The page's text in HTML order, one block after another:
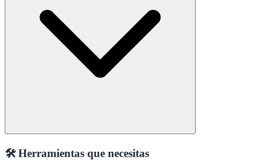
🛠️ Herramientas que necesitas